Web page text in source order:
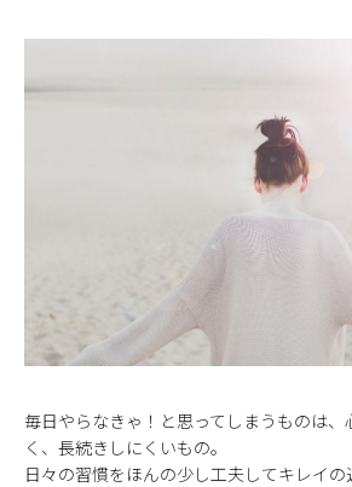
毎日やらなきゃ！と思ってしまうものは
く、長続きしにくいもの。
日々の習慣をほんの少し工夫してキレイ